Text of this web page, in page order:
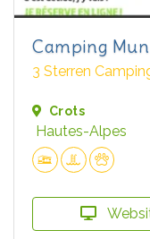
Camping
3 Sterren
Crots
Hautes-Alpes